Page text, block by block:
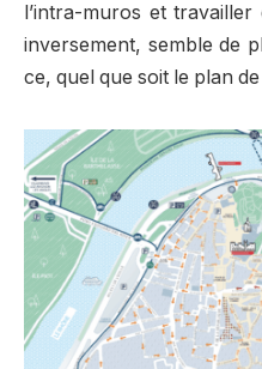
l’intra-muros et
inversement, semble de
ce, quel que soit le plan